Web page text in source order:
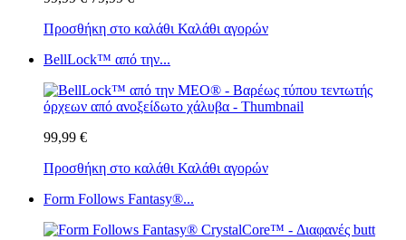
Προσθήκη στο καλάθι Καλάθι αγορών
BellLock™ από την...
99,99 €
Προσθήκη στο καλάθι Καλάθι αγορών
Form Follows Fantasy®...